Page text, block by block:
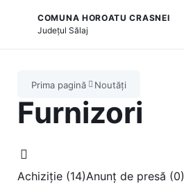
COMUNA HOROATU CRASNEI
Județul Sălaj
Prima pagină Noutăți
Furnizori
Achiziție (14)Anunț de presă (0)